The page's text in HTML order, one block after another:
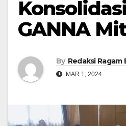
GANNA
By Redaksi Ragam
MAR 1, 2024